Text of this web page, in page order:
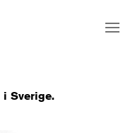
i Sverige.